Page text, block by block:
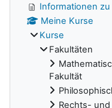
Informationen
Meine Kurse
Kurse
Fakultäten
Fakultät
Rechts-